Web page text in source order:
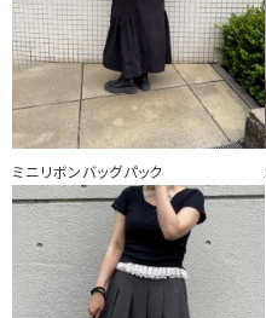
ミニリボンバッグパック